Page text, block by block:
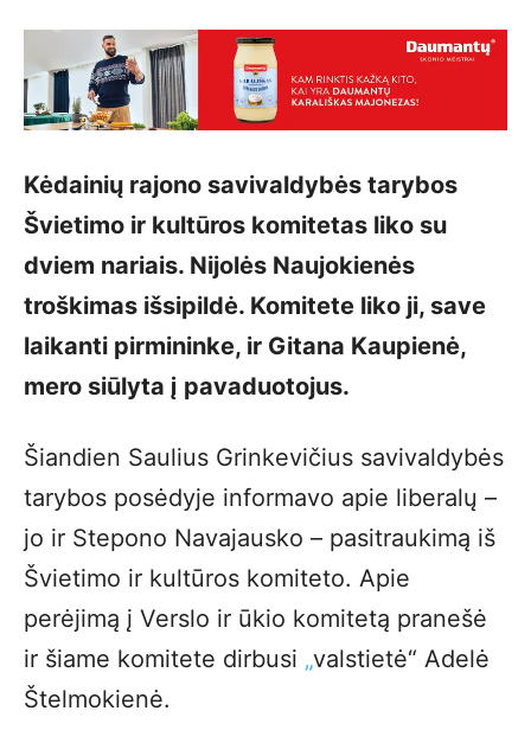
Kėdainių rajono savivaldybės tarybos
Švietimo ir kultūros komitetas liko su
dviem nariais. Nijolės Naujokienės
troškimas išsipildė. Komitete liko ji, save
laikanti pirmininke, ir Gitana Kaupienė,
mero siūlyta į pavaduotojus.
Šiandien Saulius Grinkevičius savivaldybės
tarybos posėdyje informavo apie liberalų –
jo ir Stepono Navajausko – pasitraukimą iš
Švietimo ir kultūros komiteto. Apie
perėjimą į Verslo ir ūkio komitetą pranešė
ir šiame komitete dirbusi „valstietė“ Adelė
Štelmokienė.